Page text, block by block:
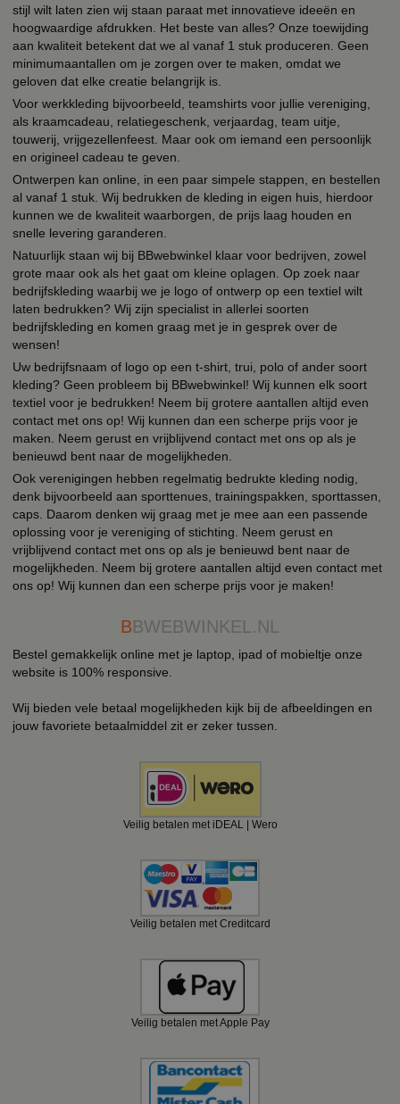
stijl wilt laten zien wij staan paraat met innovatieve ideeën en
hoogwaardige afdrukken. Het beste van alles? Onze toewijding
aan kwaliteit betekent dat we al vanaf 1 stuk produceren. Geen
minimumaantallen om je zorgen over te maken, omdat we
geloven dat elke creatie belangrijk is.
Voor werkkleding bijvoorbeeld, teamshirts voor jullie vereniging,
als kraamcadeau, relatiegeschenk, verjaardag, team uitje,
touwerij, vrijgezellenfeest. Maar ook om iemand een persoonlijk
en origineel cadeau te geven.
Ontwerpen kan online, in een paar simpele stappen, en bestellen
al vanaf 1 stuk. Wij bedrukken de kleding in eigen huis, hierdoor
kunnen we de kwaliteit waarborgen, de prijs laag houden en
snelle levering garanderen.
Natuurlijk staan wij bij BBwebwinkel klaar voor bedrijven, zowel
grote maar ook als het gaat om kleine oplagen. Op zoek naar
bedrijfskleding waarbij we je logo of ontwerp op een textiel wilt
laten bedrukken? Wij zijn specialist in allerlei soorten
bedrijfskleding en komen graag met je in gesprek over de
wensen!
Uw bedrijfsnaam of logo op een t-shirt, trui, polo of ander soort
kleding? Geen probleem bij BBwebwinkel! Wij kunnen elk soort
textiel voor je bedrukken! Neem bij grotere aantallen altijd even
contact met ons op! Wij kunnen dan een scherpe prijs voor je
maken. Neem gerust en vrijblijvend contact met ons op als je
benieuwd bent naar de mogelijkheden.
Ook verenigingen hebben regelmatig bedrukte kleding nodig,
denk bijvoorbeeld aan sporttenues, trainingspakken, sporttassen,
caps. Daarom denken wij graag met je mee aan een passende
oplossing voor je vereniging of stichting. Neem gerust en
vrijblijvend contact met ons op als je benieuwd bent naar de
mogelijkheden. Neem bij grotere aantallen altijd even contact met
ons op! Wij kunnen dan een scherpe prijs voor je maken!
BBWEBWINKEL.NL
Bestel gemakkelijk online met je laptop, ipad of mobieltje onze
website is 100% responsive.
Wij bieden vele betaal mogelijkheden kijk bij de afbeeldingen en
jouw favoriete betaalmiddel zit er zeker tussen.
Veilig betalen met iDEAL | Wero
Veilig betalen met Creditcard
Veilig betalen met Apple Pay